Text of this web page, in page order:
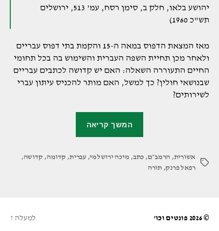
יהושע בלאו, חלק ב, סימן רסח, עמ' 513, ירושלים
תש"כ 1960)
מאז המצאת הדפוס במאה ה-15 והקמת בתי דפוס עבריים
ולאחר מכן תחיית השפה העברית והשימוש בה בכל תחומי
החיים התעוררה השאלה: האם יש קדושה לכתבים עבריים
שבנושאי חולין? כך למשל, האם מותר להכניס עיתון עברי
לשירותים?
המשך קריאה
תגיות
אשורית, הרמב״ם, כתב, מיכה ירושלמי,עברית, קדומה, קדושה,
רפאל פרנק,תורה
© 2026 פונטים וכו' למעלה ↑